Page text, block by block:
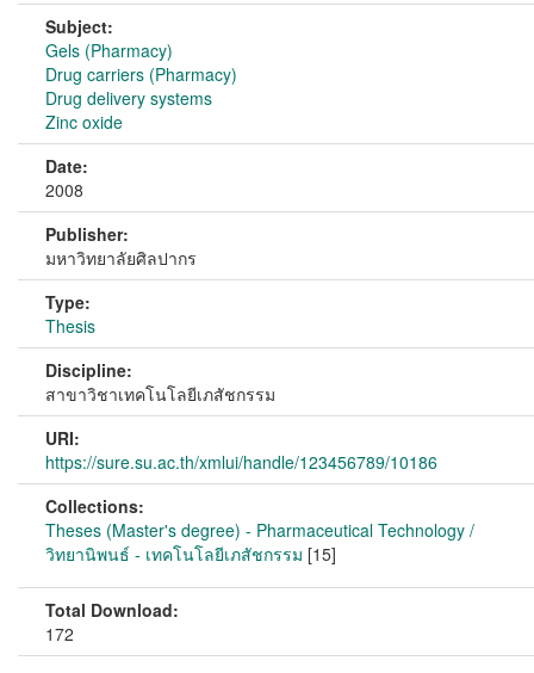
Subject:
Gels (Pharmacy)
Drug carriers (Pharmacy)
Drug delivery systems
Zinc oxide
Date:
2008
Publisher:
มหาวิทยาลัยศิลปากร
Type:
Thesis
Discipline:
สาขาวิชาเทคโนโลยีเภสัชกรรม
URI:
https://sure.su.ac.th/xmlui/handle/123456789/10186
Collections:
Theses (Master's degree) - Pharmaceutical Technology /
วิทยานิพนธ์ - เทคโนโลยีเภสัชกรรม [15]
Total Download:
172